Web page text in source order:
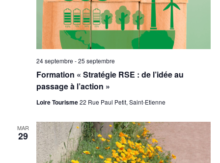
Formation « Stratégie RSE : de l’idée au
passage à l’action »
24 septembre -25 septembre
Loire Tourisme22 Rue Paul Petit, Saint-Etienne
MAR
29